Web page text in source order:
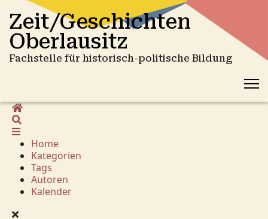
Zeit/Geschichten
Oberlausitz
Fachstelle für historisch-politische Bildung
Home
Home
Kategorien
Tags
Autoren
Kalender